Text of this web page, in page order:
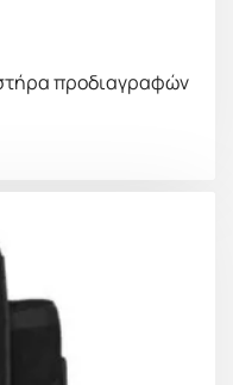
προδιαγραφών